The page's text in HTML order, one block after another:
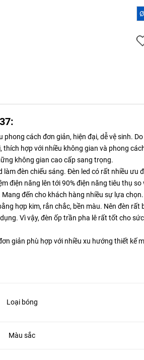
phong cách đơn giản, hiện đại, dễ vệ sinh.
hợp với nhiều không gian và phong
không gian cao cấp sang trọng.
làm đèn chiếu sáng. Đèn led có rất nhiều ưu
điện năng lên tới 90% điện năng tiêu thụ
đến cho khách hàng nhiều sự lựa chọn.
hợp kim, rắn chắc, bền màu. Nên đèn
Vì vậy, đèn ốp trần pha lê rất tốt cho
giản phù hợp với nhiều xu hướng thiết kế
Loại bóng
Màu sắc